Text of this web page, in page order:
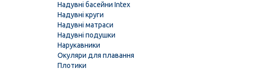
Надувні басейни Intex
Надувні круги
Надувні матраси
Надувні подушки
Нарукавники
Окуляри для плавання
Плотики